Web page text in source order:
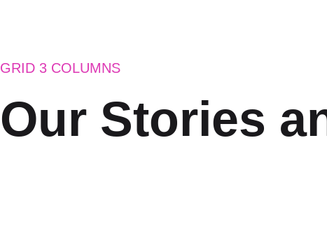
GRID 3 COLUMNS
Our Stories